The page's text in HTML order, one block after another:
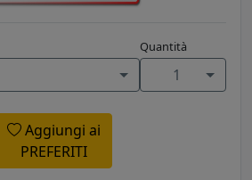
Quantità
1
Aggiungi ai
PREFERITI